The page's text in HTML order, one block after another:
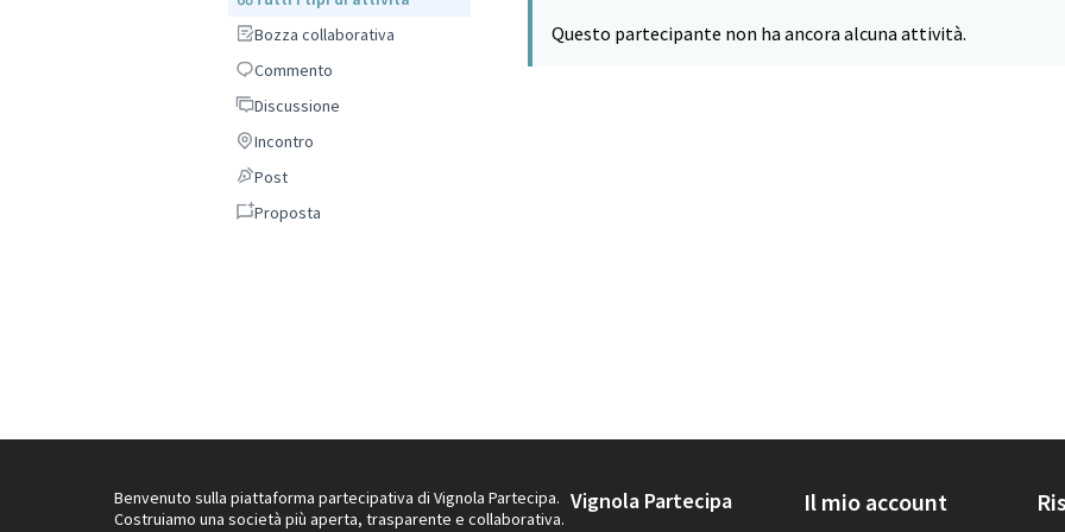
Bozza collaborativa
Bozza collaborativa
Commento
Commento
Discussione
Discussione
Incontro
Incontro
PostPost
Proposta
Proposta
Questo partecipante non ha ancora alcuna attività.
Benvenuto sulla piattaforma partecipativa di Vignola Partecipa.
Costruiamo una società più aperta, trasparente e collaborativa.
Vignola Partecipa Il mio account